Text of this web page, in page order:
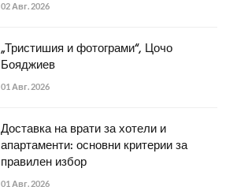
02 Авг. 2026
„Тристишия и фотограми“, Цочо
Бояджиев
01 Авг. 2026
Доставка на врати за хотели и
апартаменти: основни критерии за
правилен избор
01 Авг. 2026